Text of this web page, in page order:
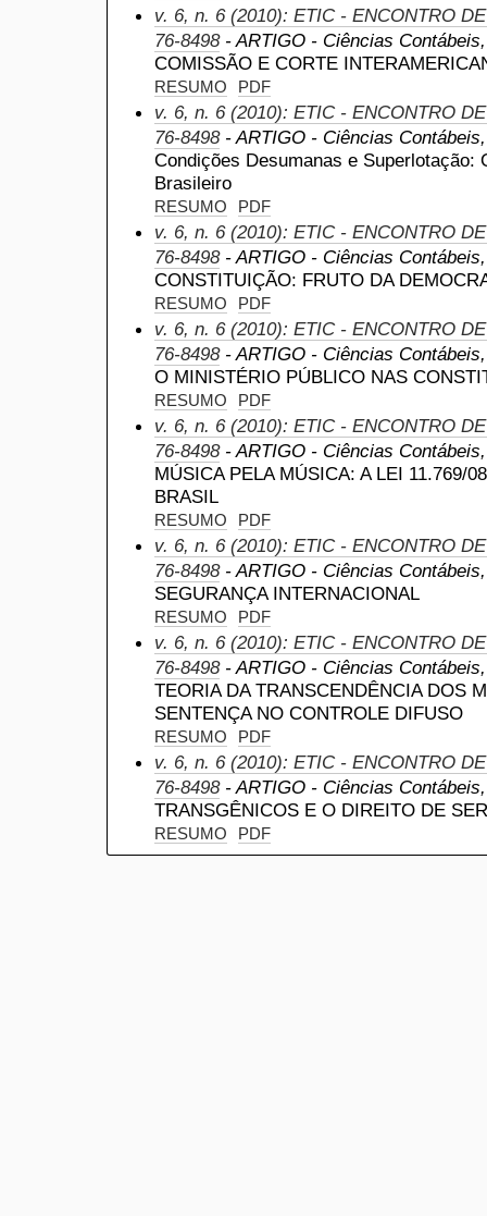
v. 6, n. 6 (2010): ETIC - ENCONTRO
76-8498- ARTIGO - Ciências
COMISSÃO E CORTE
RESUMO PDF
v. 6, n. 6 (2010): ETIC - ENCONTRO
76-8498- ARTIGO - Ciências
Condições Desumanas e Superlotação:
Brasileiro
RESUMO PDF
v. 6, n. 6 (2010): ETIC - ENCONTRO
76-8498- ARTIGO - Ciências
CONSTITUIÇÃO: FRUTO DA
RESUMO PDF
v. 6, n. 6 (2010): ETIC - ENCONTRO
76-8498- ARTIGO - Ciências
O MINISTÉRIO PÚBLICO NAS
RESUMO PDF
v. 6, n. 6 (2010): ETIC - ENCONTRO
76-8498- ARTIGO - Ciências
MÚSICA PELA MÚSICA: A LEI 11.769/
BRASIL
RESUMO PDF
v. 6, n. 6 (2010): ETIC - ENCONTRO
76-8498- ARTIGO - Ciências
SEGURANÇA INTERNACIONAL
RESUMO PDF
v. 6, n. 6 (2010): ETIC - ENCONTRO
76-8498- ARTIGO - Ciências
TEORIA DA TRANSCENDÊNCIA DOS
SENTENÇA NO CONTROLE DIFUSO
RESUMO PDF
v. 6, n. 6 (2010): ETIC - ENCONTRO
76-8498- ARTIGO - Ciências
TRANSGÊNICOS E O DIREITO DE
RESUMO PDF